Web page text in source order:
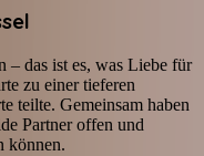
– das ist es, was Liebe für
zu einer tieferen
teilte. Gemeinsam haben
Partner offen und
können.